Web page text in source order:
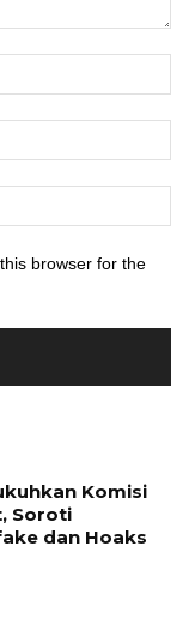
browser for the
Komisi
Soroti
dan Hoaks